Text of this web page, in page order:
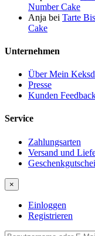
Number Cake
Anja bei Tarte
Cake
Unternehmen
Über Mein
Presse
Kunden
Service
Zahlungsarten
Versand und
×
Einloggen
Registrieren